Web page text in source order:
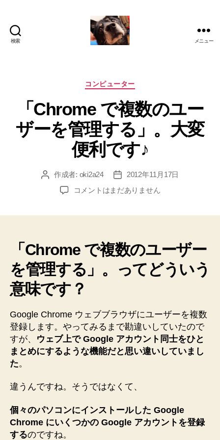
検索 メニュー
カ
ゴ
リ
ー
コンピューター
「Chrome で複数のユー
ザーを管理する」。大変
便利です♪
投 作成者: oki2a24
投
稿
日
2012年11月17日
「Chrome
ー
ザ
ー
を
す
る」。
大
変
で
♪
へ
の
コメントはまだありません
「Chrome で複数のユーザー
を管理する」。ってどういう
意味です？
Google Chrome ウェブブラウザにユーザーを複数
登録します。やってみるまで勘違いしていたので
すが、 ウェブ上で Google アカウント同士をひと
まとめにするような機能だと思い違いしていまし
た。
違うんですね。そうではなくて、
個々のパソコンにインストールした Google
Chrome にいくつかの Google アカウントを登録
するのですね。